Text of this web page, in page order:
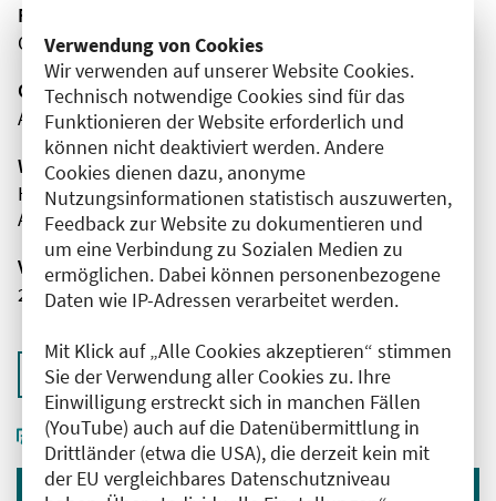
Verwendung von Cookies
Wir verwenden auf unserer Website Cookies.
Technisch notwendige Cookies sind für das
Funktionieren der Website erforderlich und
können nicht deaktiviert werden. Andere
Cookies dienen dazu, anonyme
Nutzungsinformationen statistisch auszuwerten,
Feedback zur Website zu dokumentieren und
um eine Verbindung zu Sozialen Medien zu
ermöglichen. Dabei können personenbezogene
Daten wie IP-Adressen verarbeitet werden.
Mit Klick auf „Alle Cookies akzeptieren“ stimmen
Sie der Verwendung aller Cookies zu. Ihre
Einwilligung erstreckt sich in manchen Fällen
(YouTube) auch auf die Datenübermittlung in
Drittländer (etwa die USA), die derzeit kein mit
der EU vergleichbares Datenschutzniveau
Fortbildungsformat
Online
Organisator(en)
AMBOSS SE
Wissenschaftliche Leitung
Herr Emrah Hircin
AMBOSS SE
Veranstaltungsnummer
2761102026032700004
Zurück zur Übersicht